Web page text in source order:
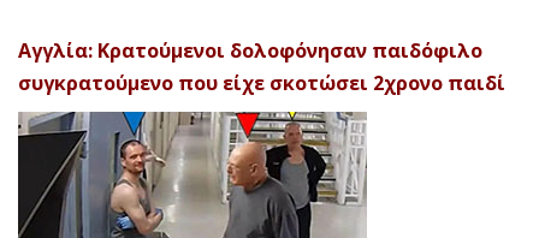
Αγγλία: Κρατούμενοι δολοφόνησαν παιδόφιλο
συγκρατούμενο που είχε σκοτώσει 2χρονο παιδί